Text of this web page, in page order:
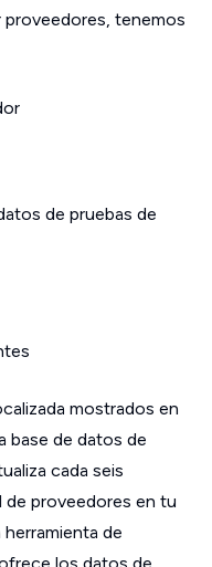
tenemos
de pruebas de
mostrados en
base de datos de
cada seis
de proveedores en tu
de